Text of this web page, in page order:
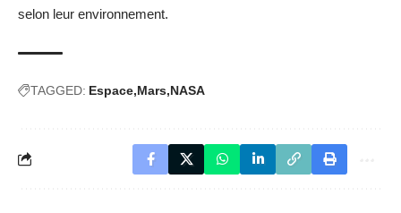
selon leur environnement.
TAGGED: Espace Mars NASA